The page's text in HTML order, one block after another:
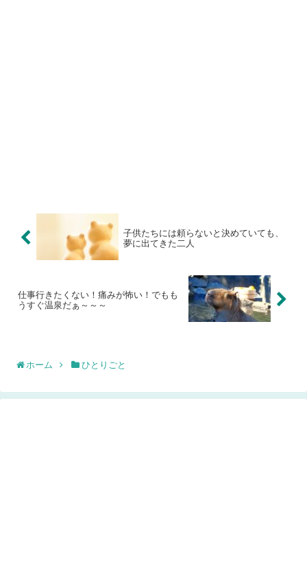
子供たちには頼らないと決めていても、
夢に出てきた二人
仕事行きたくない！痛みが怖い！でもも
うすぐ温泉だぁ～～～
ホーム ひとりごと